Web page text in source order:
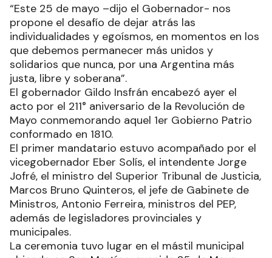
“Este 25 de mayo –dijo el Gobernador- nos
propone el desafío de dejar atrás las
individualidades y egoísmos, en momentos en los
que debemos permanecer más unidos y
solidarios que nunca, por una Argentina más
justa, libre y soberana”.
El gobernador Gildo Insfrán encabezó ayer el
acto por el 211° aniversario de la Revolución de
Mayo conmemorando aquel 1er Gobierno Patrio
conformado en 1810.
El primer mandatario estuvo acompañado por el
vicegobernador Eber Solís, el intendente Jorge
Jofré, el ministro del Superior Tribunal de Justicia,
Marcos Bruno Quinteros, el jefe de Gabinete de
Ministros, Antonio Ferreira, ministros del PEP,
además de legisladores provinciales y
municipales.
La ceremonia tuvo lugar en el mástil municipal